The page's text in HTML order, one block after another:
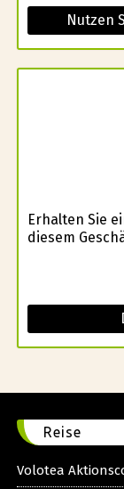
Nutzen
Erhalten Sie
diesem
Reise
Volotea